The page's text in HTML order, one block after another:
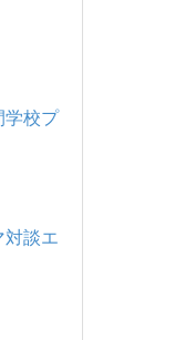
校プ
対談エ